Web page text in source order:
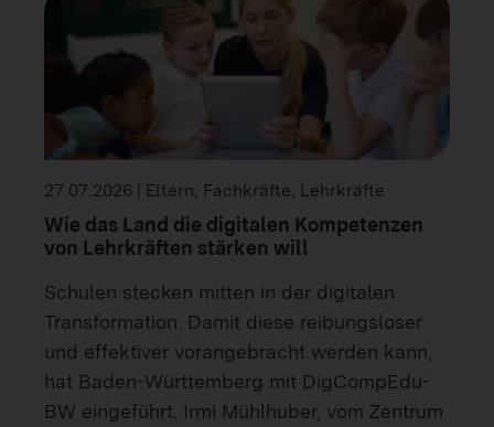
27.07.2026 | Eltern, Fachkräfte, Lehrkräfte
Wie das Land die digitalen Kompetenzen
von Lehrkräften stärken will
Schulen stecken mitten in der digitalen
Transformation. Damit diese reibungsloser
und effektiver vorangebracht werden kann,
hat Baden-Württemberg mit DigCompEdu-
BW eingeführt. Irmi Mühlhuber, vom Zentrum